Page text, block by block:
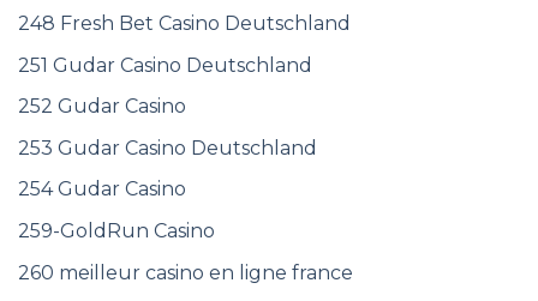
248 Fresh Bet Casino Deutschland
251 Gudar Casino Deutschland
252 Gudar Casino
253 Gudar Casino Deutschland
254 Gudar Casino
259-GoldRun Casino
260 meilleur casino en ligne france